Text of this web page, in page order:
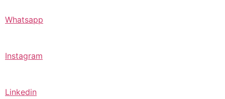
Whatsapp
Instagram
Linkedin